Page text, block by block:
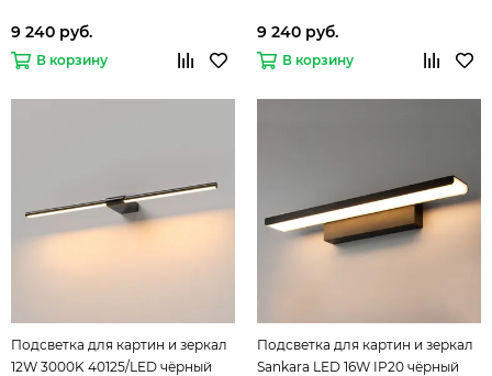
9 240 руб.
В корзину
9 240 руб.
В корзину
Подсветка для картин и зеркал
12W 3000K 40125/LED чёрный
Подсветка для картин и зеркал
Sankara LED 16W IP20 чёрный